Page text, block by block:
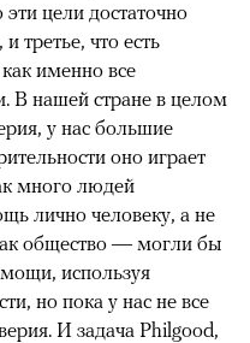
цели достаточно
третье, что есть
именно все
В нашей стране в целом
у нас большие
оно играет
много людей
лично человеку, а не
общество — могли бы
используя
но пока у нас не все
И задача Philgood,